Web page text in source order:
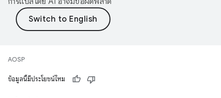
AOSP
ข้อมูลนี้มีประโยชน์ไหม